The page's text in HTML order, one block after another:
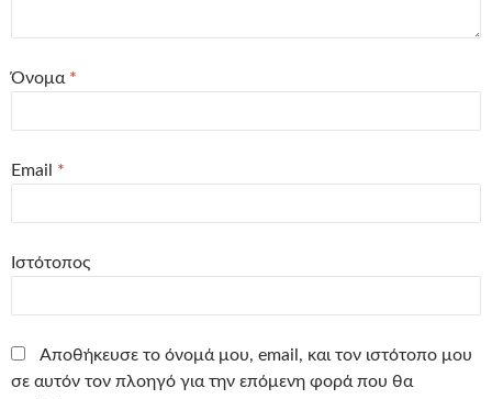
Όνομα *
Email *
Ιστότοπος
Αποθήκευσε το όνομά μου, email, και τον ιστότοπο μου
σε αυτόν τον πλοηγό για την επόμενη φορά που θα